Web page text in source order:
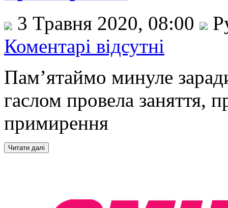
3 Травня 2020, 08:00
Коментарі відсутні
Пам’ятаймо минуле
гаслом провела заняття,
примирення